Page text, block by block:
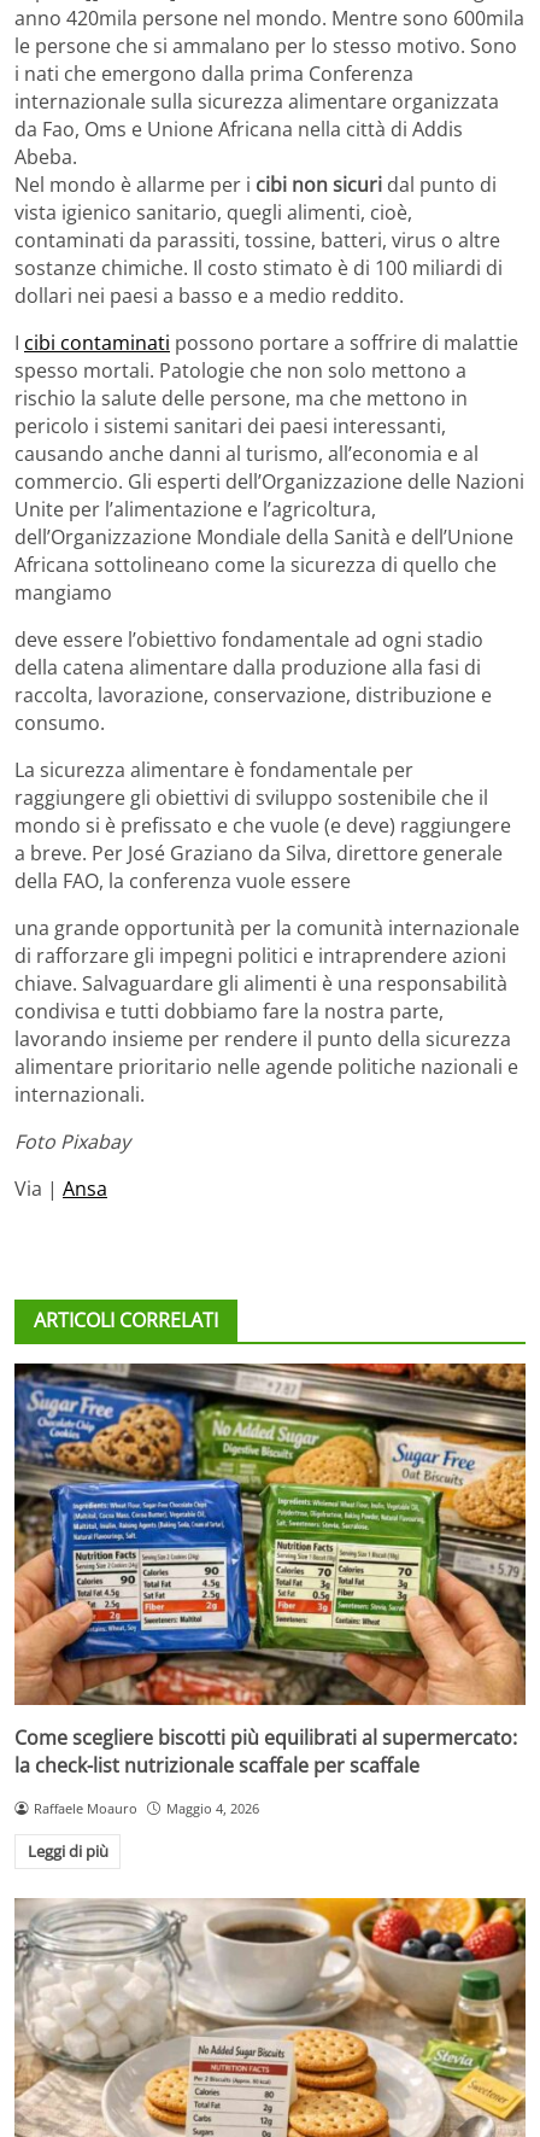
anno 420mila persone nel mondo. Mentre sono 600mila
le persone che si ammalano per lo stesso motivo. Sono
i nati che emergono dalla prima Conferenza
internazionale sulla sicurezza alimentare organizzata
da Fao, Oms e Unione Africana nella città di Addis
Abeba.
Nel mondo è allarme per i cibi non sicuri dal punto di
vista igienico sanitario, quegli alimenti, cioè,
contaminati da parassiti, tossine, batteri, virus o altre
sostanze chimiche. Il costo stimato è di 100 miliardi di
dollari nei paesi a basso e a medio reddito.
I cibi contaminati possono portare a soffrire di malattie
spesso mortali. Patologie che non solo mettono a
rischio la salute delle persone, ma che mettono in
pericolo i sistemi sanitari dei paesi interessanti,
causando anche danni al turismo, all’economia e al
commercio. Gli esperti dell’Organizzazione delle Nazioni
Unite per l’alimentazione e l’agricoltura,
dell’Organizzazione Mondiale della Sanità e dell’Unione
Africana sottolineano come la sicurezza di quello che
mangiamo
deve essere l’obiettivo fondamentale ad ogni stadio
della catena alimentare dalla produzione alla fasi di
raccolta, lavorazione, conservazione, distribuzione e
consumo.
La sicurezza alimentare è fondamentale per
raggiungere gli obiettivi di sviluppo sostenibile che il
mondo si è prefissato e che vuole (e deve) raggiungere
a breve. Per José Graziano da Silva, direttore generale
della FAO, la conferenza vuole essere
una grande opportunità per la comunità internazionale
di rafforzare gli impegni politici e intraprendere azioni
chiave. Salvaguardare gli alimenti è una responsabilità
condivisa e tutti dobbiamo fare la nostra parte,
lavorando insieme per rendere il punto della sicurezza
alimentare prioritario nelle agende politiche nazionali e
internazionali.
Foto Pixabay
Via | Ansa
ARTICOLI CORRELATI
Come scegliere biscotti più equilibrati al supermercato:
la check-list nutrizionale scaffale per scaffale
Raffaele Moauro Maggio 4, 2026
Leggi di più